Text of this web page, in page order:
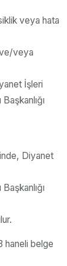
veya hata
veya
İşleri
Diyanet
haneli belge